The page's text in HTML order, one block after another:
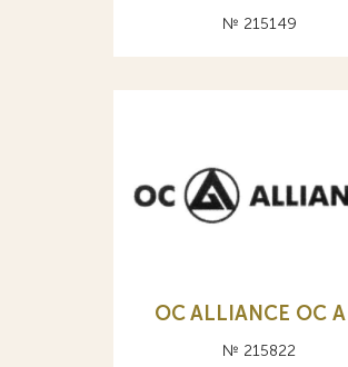
№ 215149
OC ALLIANCE ОС
№ 215822